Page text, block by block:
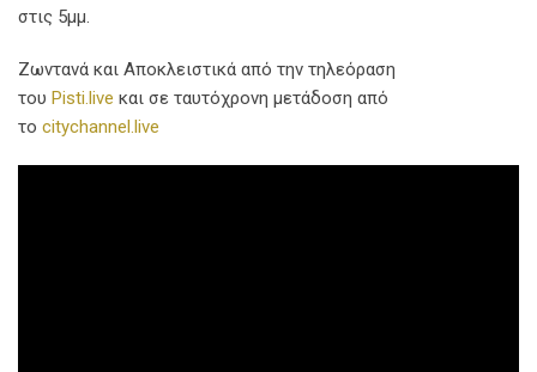
στις 5μμ.
Ζωντανά και Αποκλειστικά από την τηλεόραση
του Pisti.live και σε ταυτόχρονη μετάδοση από
το citychannel.live